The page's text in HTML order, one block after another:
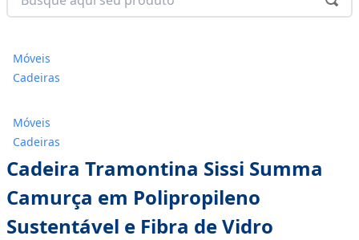
Móveis
Cadeiras
Móveis
Cadeiras
Cadeira Tramontina Sissi Summa
Camurça em Polipropileno
Sustentável e Fibra de Vidro